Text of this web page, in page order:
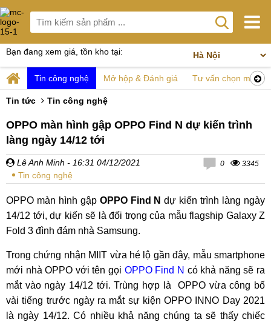
Bạn đang xem giá, tồn kho tại:
Tin công nghệ Mở hộp & Đánh giá Tư vấn chọn mua
Tin tức Tin công nghệ
OPPO màn hình gập OPPO Find N dự kiến trình
làng ngày 14/12 tới
Lê Anh Minh - 16:31 04/12/2021
Tin công nghệ
0 3345
OPPO màn hình gập OPPO Find N dự kiến trình làng ngày
14/12 tới, dự kiến sẽ là đối trọng của mẫu flagship Galaxy Z
Fold 3 đình đám nhà Samsung.
Trong chứng nhận MIIT vừa hé lộ gần đây, mẫu smartphone
mới nhà OPPO với tên gọi OPPO Find N có khả năng sẽ ra
mắt vào ngày 14/12 tới. Trùng hợp là OPPO vừa công bố
vài tiếng trước ngày ra mắt sự kiện OPPO INNO Day 2021
là ngày 14/12. Có nhiều khả năng chúng ta sẽ thấy chiếc